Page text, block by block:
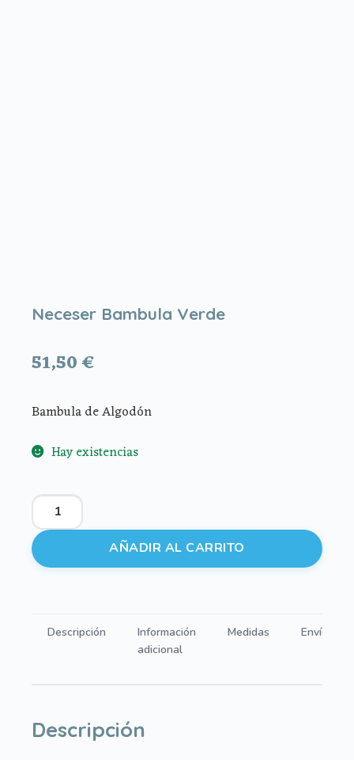
Neceser Bambula Verde
51,50€
Bambula de Algodón
Hay existencias
Neceser
Bambula
Verde
cantidad
AÑADIR AL CARRITO
Descripción
Información
adicional
Medidas Envíos
Descripción